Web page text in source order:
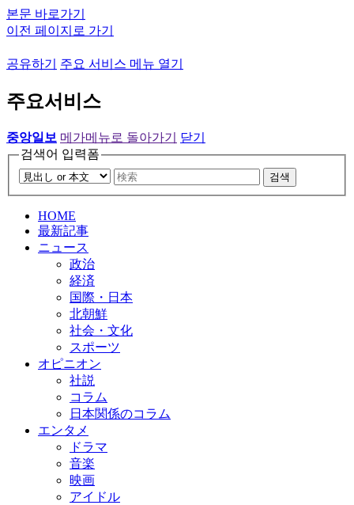
본문 바로가기
이전 페이지로 가기
공유하기 주요 서비스 메뉴 열기
주요서비스
중앙일보 메가메뉴로 돌아가기
닫기
검색어 입력폼
검색
HOME
最新記事
ニュース
政治
経済
国際・日本
北朝鮮
社会・文化
スポーツ
オピニオン
社説
コラム
日本関係のコラム
エンタメ
ドラマ
音楽
映画
アイドル